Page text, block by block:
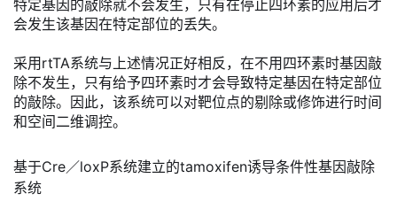
特定基因的敲除就不会发生，只有在停止四环素的应用后才
会发生该基因在特定部位的丢失。
采用rtTA系统与上述情况正好相反，在不用四环素时基因敲
除不发生，只有给予四环素时才会导致特定基因在特定部位
的敲除。因此，该系统可以对靶位点的剔除或修饰进行时间
和空间二维调控。
基于Cre／loxP系统建立的tamoxifen诱导条件性基因敲除
系统